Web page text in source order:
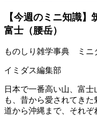
【今週のミニ知識
富士（腰岳）
ものしり雑学事典 ミニ
イミダス編集部
日本で一番高い山、富
も、昔から愛されてき
道から沖縄まで、それぞ